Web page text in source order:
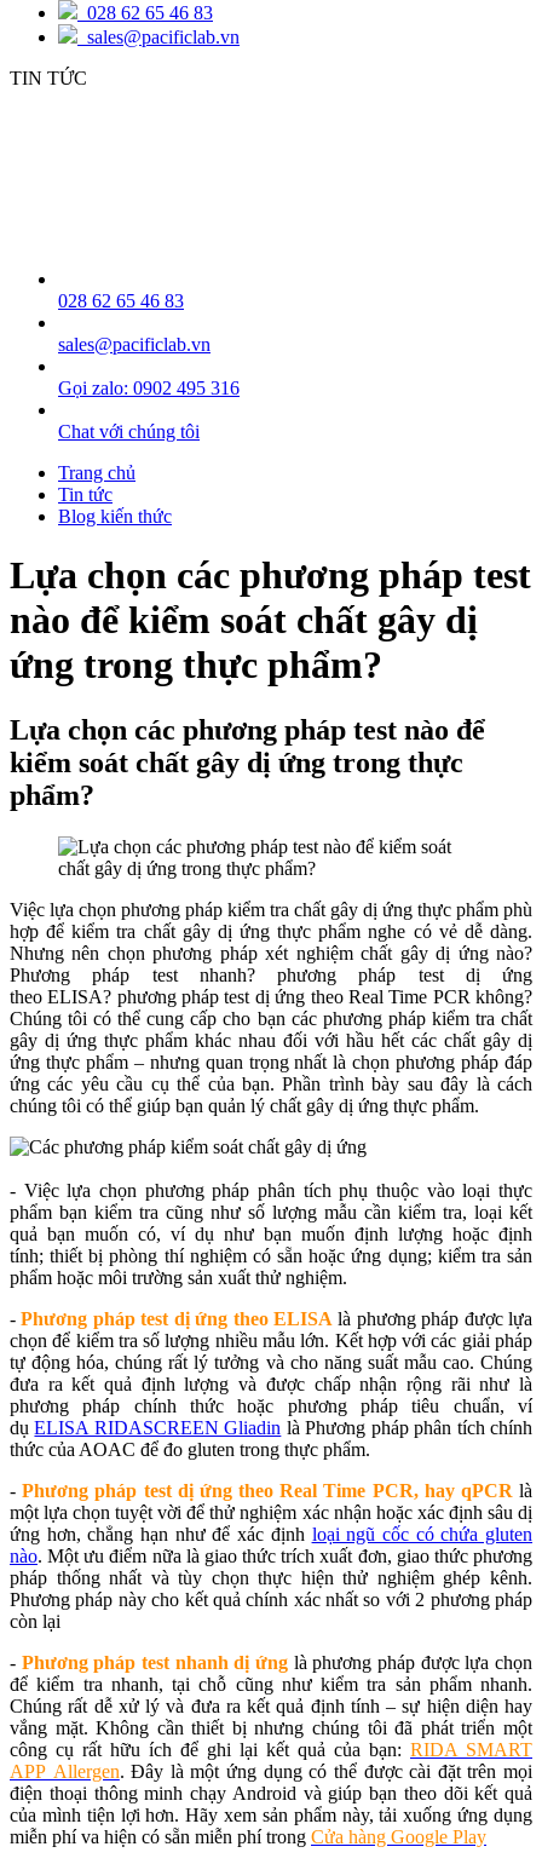
028 62 65 46 83
sales@pacificlab.vn
TIN TỨC
028 62 65 46 83
sales@pacificlab.vn
Gọi zalo: 0902 495 316
Chat với chúng tôi
Trang chủ
Tin tức
Blog kiến thức
Lựa chọn các phương pháp test
nào để kiểm soát chất gây dị
ứng trong thực phẩm?
Lựa chọn các phương pháp test nào để
kiểm soát chất gây dị ứng trong thực
phẩm?
Việc lựa chọn phương pháp kiểm tra chất gây dị ứng thực phẩm phù
hợp để kiểm tra chất gây dị ứng thực phẩm nghe có vẻ dễ dàng.
Nhưng nên chọn phương pháp xét nghiệm chất gây dị ứng nào?
Phương pháp test nhanh? phương pháp test dị ứng
theo ELISA? phương pháp test dị ứng theo Real Time PCR không?
Chúng tôi có thể cung cấp cho bạn các phương pháp kiểm tra chất
gây dị ứng thực phẩm khác nhau đối với hầu hết các chất gây dị
ứng thực phẩm – nhưng quan trọng nhất là chọn phương pháp đáp
ứng các yêu cầu cụ thể của bạn. Phần trình bày sau đây là cách
chúng tôi có thể giúp bạn quản lý chất gây dị ứng thực phẩm.
- Việc lựa chọn phương pháp phân tích phụ thuộc vào loại thực
phẩm bạn kiểm tra cũng như số lượng mẫu cần kiểm tra, loại kết
quả bạn muốn có, ví dụ như bạn muốn định lượng hoặc định
tính; thiết bị phòng thí nghiệm có sẵn hoặc ứng dụng; kiểm tra sản
phẩm hoặc môi trường sản xuất thử nghiệm.
-Phương pháp test dị ứng theo ELISA là phương pháp được lựa
chọn để kiểm tra số lượng nhiều mẫu lớn. Kết hợp với các giải pháp
tự động hóa, chúng rất lý tưởng và cho năng suất mẫu cao. Chúng
đưa ra kết quả định lượng và được chấp nhận rộng rãi như là
phương pháp chính thức hoặc phương pháp tiêu chuẩn, ví
dụELISA RIDASCREEN Gliadin là Phương pháp phân tích chính
thức của AOAC để đo gluten trong thực phẩm.
-Phương pháp test dị ứng theo Real Time PCR, hay qPCR là
một lựa chọn tuyệt vời để thử nghiệm xác nhận hoặc xác định sâu dị
ứng hơn, chẳng hạn như để xác định loại ngũ cốc có chứa gluten
nào. Một ưu điểm nữa là giao thức trích xuất đơn, giao thức phương
pháp thống nhất và tùy chọn thực hiện thử nghiệm ghép kênh.
Phương pháp này cho kết quả chính xác nhất so với 2 phương pháp
còn lại
- Phương pháp test nhanh dị ứng là phương pháp được lựa chọn
để kiểm tra nhanh, tại chỗ cũng như kiểm tra sản phẩm nhanh.
Chúng rất dễ xử lý và đưa ra kết quả định tính – sự hiện diện hay
vắng mặt. Không cần thiết bị nhưng chúng tôi đã phát triển một
công cụ rất hữu ích để ghi lại kết quả của bạn: RIDA SMART
APP Allergen. Đây là một ứng dụng có thể được cài đặt trên mọi
điện thoại thông minh chạy Android và giúp bạn theo dõi kết quả
của mình tiện lợi hơn. Hãy xem sản phẩm này, tải xuống ứng dụng
miễn phí va hiện có sẵn miễn phí trong Cửa hàng Google Play